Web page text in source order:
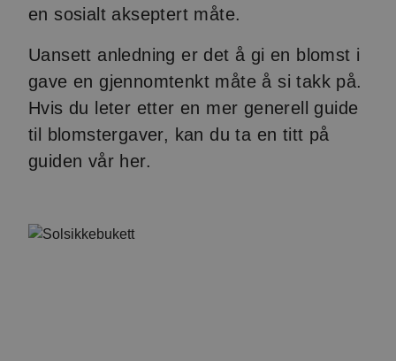
en sosialt akseptert måte.
Uansett anledning er det å gi en blomst i
gave en gjennomtenkt måte å si takk på.
Hvis du leter etter en mer generell guide
til blomstergaver, kan du ta en titt på
guiden vår her.